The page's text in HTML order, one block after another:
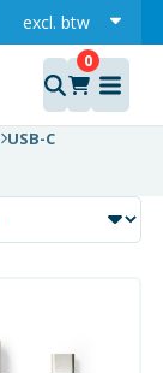
excl. btw
incl.
USB-C